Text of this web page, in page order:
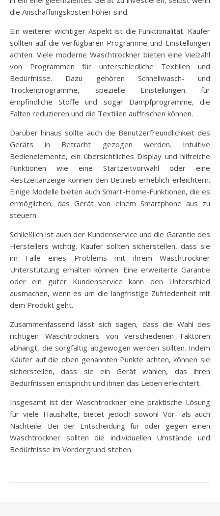
die Anschaffungskosten höher sind.
Ein weiterer wichtiger Aspekt ist die Funktionalität. Käufer
sollten auf die verfügbaren Programme und Einstellungen
achten. Viele moderne Waschtrockner bieten eine Vielzahl
von Programmen für unterschiedliche Textilien und
Bedürfnisse. Dazu gehören Schnellwasch- und
Trockenprogramme, spezielle Einstellungen für
empfindliche Stoffe und sogar Dampfprogramme, die
Falten reduzieren und die Textilien auffrischen können.
Darüber hinaus sollte auch die Benutzerfreundlichkeit des
Geräts in Betracht gezogen werden. Intuitive
Bedienelemente, ein übersichtliches Display und hilfreiche
Funktionen wie eine Startzeitvorwahl oder eine
Restzeitanzeige können den Betrieb erheblich erleichtern.
Einige Modelle bieten auch Smart-Home-Funktionen, die es
ermöglichen, das Gerät von einem Smartphone aus zu
steuern.
Schließlich ist auch der Kundenservice und die Garantie des
Herstellers wichtig. Käufer sollten sicherstellen, dass sie
im Falle eines Problems mit ihrem Waschtrockner
Unterstützung erhalten können. Eine erweiterte Garantie
oder ein guter Kundenservice kann den Unterschied
ausmachen, wenn es um die langfristige Zufriedenheit mit
dem Produkt geht.
Zusammenfassend lässt sich sagen, dass die Wahl des
richtigen Waschtrockners von verschiedenen Faktoren
abhängt, die sorgfältig abgewogen werden sollten. Indem
Käufer auf die oben genannten Punkte achten, können sie
sicherstellen, dass sie ein Gerät wählen, das ihren
Bedürfnissen entspricht und ihnen das Leben erleichtert.
Insgesamt ist der Waschtrockner eine praktische Lösung
für viele Haushalte, bietet jedoch sowohl Vor- als auch
Nachteile. Bei der Entscheidung für oder gegen einen
Waschtrockner sollten die individuellen Umstände und
Bedürfnisse im Vordergrund stehen.